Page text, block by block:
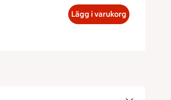
27.44 kronor
Lägg i varukorg